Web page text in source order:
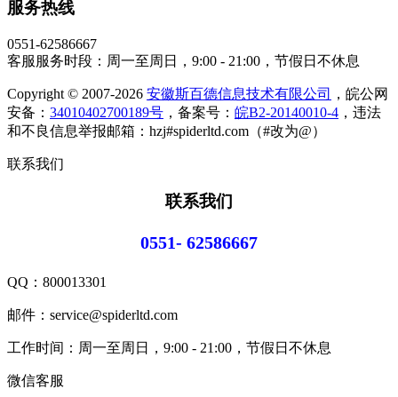
服务热线
0551-62586667
客服服务时段：周一至周日，9:00 - 21:00，节假日不休息
Copyright © 2007-2026 安徽斯百德信息技术有限公司
，皖公网
安备： 34010402700189号 ，备案号： 皖B2-20140010-4 ，违法
和不良信息举报邮箱：hzj#spiderltd.com（#改为@）
联系我们
联系我们
0551- 62586667
QQ： 800013301
邮件：service@spiderltd.com
工作时间：周一至周日，9:00 - 21:00，节假日不休息
微信客服